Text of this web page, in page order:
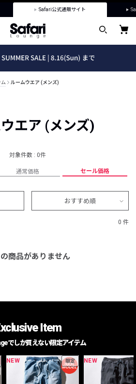
Safari公式通販サイト
ルームウエア (メンズ)
エア (メンズ)
対象件数 : 0件
通常価格 セール価格
おすすめ順
0 件
商品がありません
Item
でしか買えない限定アイテム
NEW 限定 NEW